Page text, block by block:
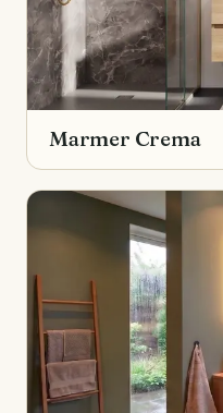
Marmer Crema